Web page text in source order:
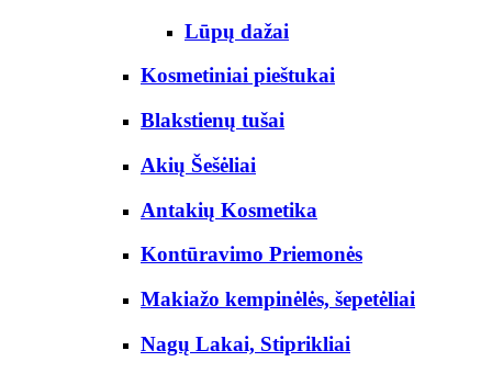
Lūpų dažai
Kosmetiniai pieštukai
Blakstienų tušai
Akių Šešėliai
Antakių Kosmetika
Kontūravimo Priemonės
Makiažo kempinėlės, šepetėliai
Nagų Lakai, Stiprikliai